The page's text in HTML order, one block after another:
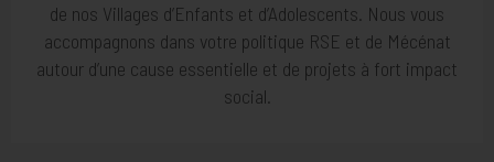
de nos Villages d’Enfants et d’Adolescents. Nous vous
accompagnons dans votre politique RSE et de Mécénat
autour d’une cause essentielle et de projets à fort impact
social.